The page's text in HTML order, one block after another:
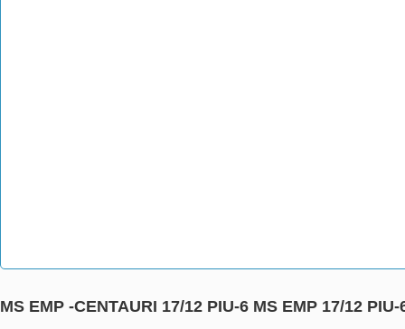
MS EMP -CENTAURI 17/12 PIU-6 MS EMP 17/12 PIU-